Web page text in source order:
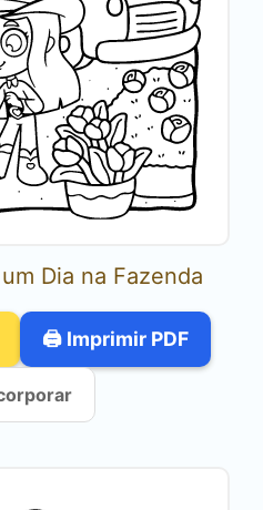
Dia na Fazenda
🖨️ Imprimir PDF